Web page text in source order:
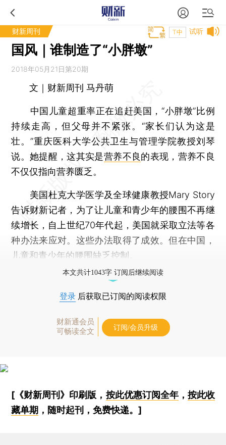
财新周刊 试听
T中
国风｜谁制造了“小胖墩”
2018年05月21日第20期
文｜财新周刊 马丹萌
中国儿童超重率正在追赶美国，“小胖墩”比例
持续走高，但父母并不紧张。“家长们认为这是
壮。”重庆医科大学公共卫生与管理学院教授刘琴
说。她提醒，这其实是营养不良的表现，营养不良
不仅仅指向营养匮乏。
美国杜克大学医学及全球健康教授Mary Story
告诉财新记者，为了让儿童和青少年的腰围不再继
续增长，自上世纪70年代起，美国就采取立法等各
种办法来应对。这些办法取得了成效。但在中国，
儿童和青少年的腰围缺乏控制。
本文共计1043字 订阅后继续阅读
登录 后获取已订阅的阅读权限
财新通会员
可畅读全文
订阅/会员升级
[《财新周刊》印刷版， 按此优惠订阅全年， 按此收
藏单期 ，随时起刊，免费快递。]